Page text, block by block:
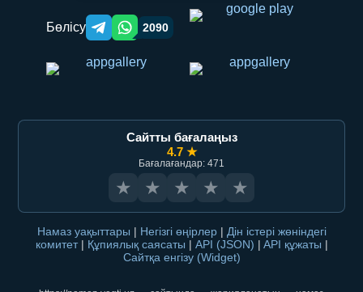
Бөлісу Telegram orqali ulashish
WhatsApp orqali ulashish
2090
Сайтты бағалаңыз
4.7 ★
Бағалағандар: 471
★ ★ ★ ★ ★
Намаз уақыттары | Негізгі өңірлер | Дін істері жөніндегі
комитет | Құпиялық саясаты | API (JSON) | API құжаты |
Сайтқа енгізу (Widget)